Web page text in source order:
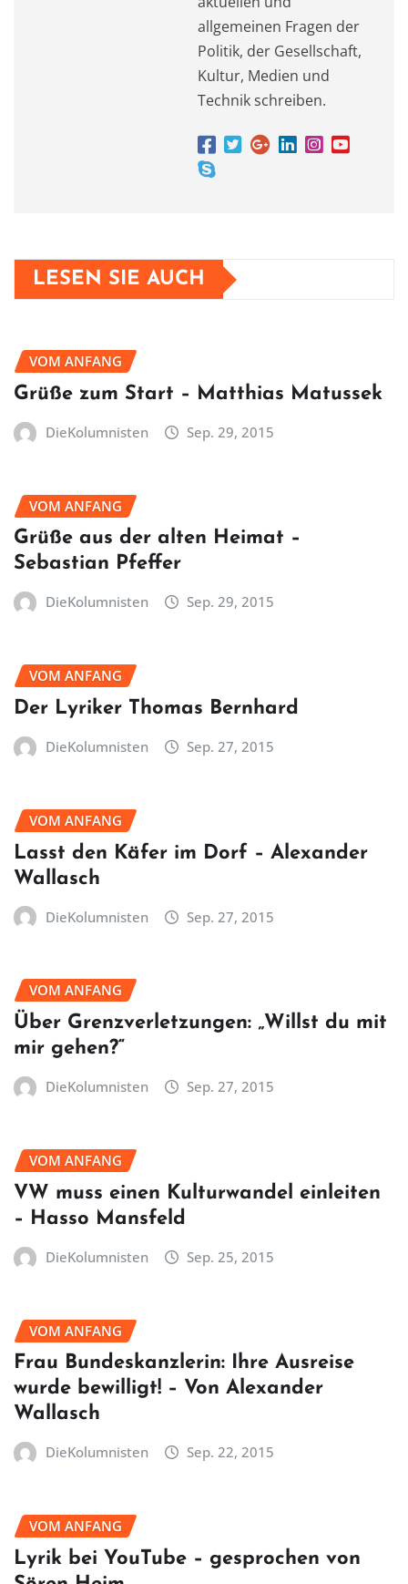
allgemeinen Fragen der
Politik, der Gesellschaft,
Kultur, Medien und
Technik schreiben.
LESEN SIE AUCH
VOM ANFANG
Grüße zum Start – Matthias Matussek
DieKolumnisten Sep. 29, 2015
VOM ANFANG
Grüße aus der alten Heimat –
Sebastian Pfeffer
DieKolumnisten Sep. 29, 2015
VOM ANFANG
Der Lyriker Thomas Bernhard
DieKolumnisten Sep. 27, 2015
VOM ANFANG
Lasst den Käfer im Dorf – Alexander
Wallasch
DieKolumnisten Sep. 27, 2015
VOM ANFANG
Über Grenzverletzungen: „Willst du mit
mir gehen?“
DieKolumnisten Sep. 27, 2015
VOM ANFANG
VW muss einen Kulturwandel einleiten
– Hasso Mansfeld
DieKolumnisten Sep. 25, 2015
VOM ANFANG
Frau Bundeskanzlerin: Ihre Ausreise
wurde bewilligt! – Von Alexander
Wallasch
DieKolumnisten Sep. 22, 2015
VOM ANFANG
Lyrik bei YouTube – gesprochen von